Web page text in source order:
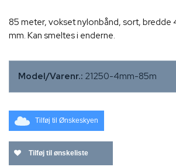
85 meter, vokset nylonbånd, sort, bredde
mm. Kan smeltes i enderne.
Model/Varenr.: 21250-4mm-85m
Tilføj til Ønskeskyen
Tilføj til ønskeliste